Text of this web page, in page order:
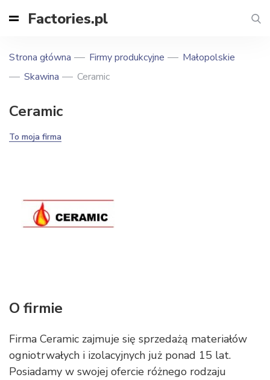
Factories.pl
Strona główna Firmy produkcyjne
Małopolskie
Skawina
Ceramic
Ceramic
To moja firma
O firmie
Firma Ceramic zajmuje się sprzedażą materiałów
ogniotrwałych i izolacyjnych już ponad 15 lat.
Posiadamy w swojej ofercie różnego rodzaju